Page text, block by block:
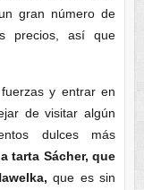
gran número de
precios, así que
y entrar en
de visitar algún
dulces más
tarta Sácher, que
que es sin